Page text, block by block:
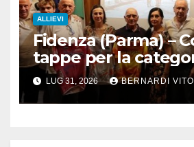
ALLIEVI
Fidenza (Parma) –
tappe per la
Allievi : 3° Giro delle
Province
LUG 31, 2026 BERNARDI VITO